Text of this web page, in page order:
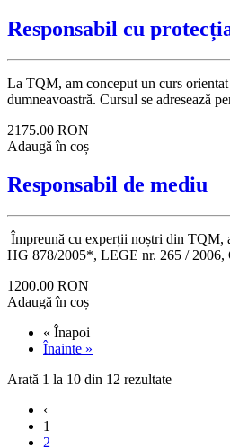
Responsabil cu
La TQM, am conceput un curs
dumneavoastră. Cursul se adresează
2175.00 RON
Adaugă în coș
Responsabil de mediu
Împreună cu experții noștri din TQM,
HG 878/2005*, LEGE nr. 265 / 2006,
1200.00 RON
Adaugă în coș
« Înapoi
Înainte »
Arată 1 la 10 din 12 rezultate
‹
1
2